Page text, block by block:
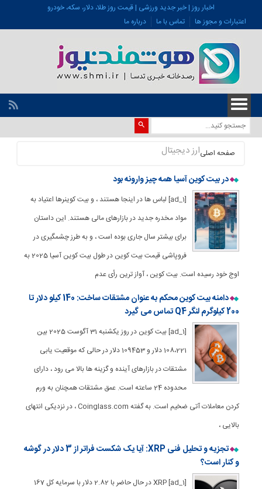
اخبار روز | خبر جدید ورزشی | قیمت روز طلا، دلار، سکه، خودرو
اعتبارات و مجوز ها
تماس با ما درباره ما
صفحه اصلیارز دیجیتال
در بیت کوین آسیا همه چیز وارونه بود
[ad_1] لباس ها در اینجا هستند ، و بیت کوینرها اعتیاد به
مواد مخدره جدید در بازارهای مالی هستند. این داستان
برای بیشتر سال جاری بوده است ، و به طرز چشمگیری در
فروپاشی قیمت بیت کوین در طول بیت کوین آسیا 2025 به
اوج خود رسیده است. بیت کوین ، آواز ترین رأی عدم
دامنه بیت کوین محکم به عنوان مشتقات ساخت: 140 کیلو دلار تا
200 کیلوگرم لنگر Q4 تماس می گیرد
[ad_1] بیت کوین در روز یکشنبه 31 آگوست 2025 بین
108،221 دلار و 109453 دلار در حالی که موقعیت یابی
مشتقات در بازارهای آینده و گزینه ها بالا می رود ، دارای
محدوده 24 ساعته است. عمق مشتقات همچنان به ورم
کردن معاملات آتی ضخیم است. به گفته Coinglass.com ، در نزدیکی انتهای
بالایی ،
تجزیه و تحلیل فنی XRP: آیا یک شکست فراتر از 3 دلار در گوشه
و کنار است؟
[ad_1] XRP در حال حاضر با 2.82 دلار با سرمایه کل 167